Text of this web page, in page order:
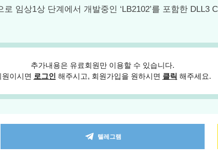
임상1상 단계에서 개발중인 ‘LB2102’를 포함한
추가내용은 유료회원만 이용할 수 있습니다.
원이시면 로그인 해주시고, 회원가입을 원하시면 클릭 해주세요.
텔레그램